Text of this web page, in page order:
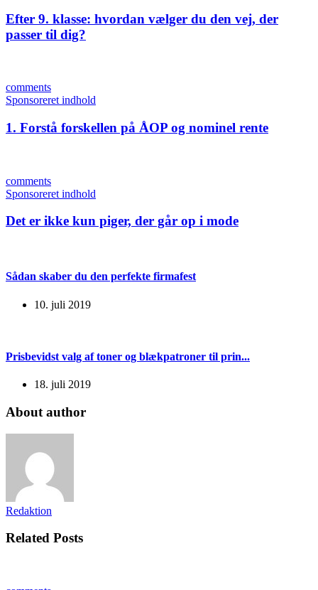
Efter 9. klasse: hvordan vælger du den vej, der
passer til dig?
comments
Sponsoreret indhold
1. Forstå forskellen på ÅOP og nominel rente
comments
Sponsoreret indhold
Det er ikke kun piger, der går op i mode
Sådan skaber du den perfekte firmafest
10. juli 2019
Prisbevidst valg af toner og blækpatroner til prin...
18. juli 2019
About author
Redaktion
Related Posts